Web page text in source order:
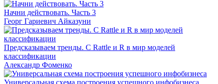
Начни действовать. Часть 3
Георг Гариевич Айказуни
Предсказываем тренды. С Rattle и R в мир моделей
классификации
Александр Фоменко
Универсальная схема построения успешного инфобизнеса